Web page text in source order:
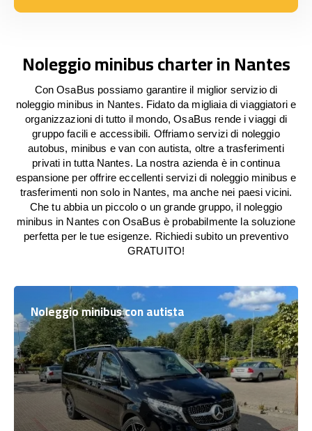
Noleggio minibus charter in Nantes
Con OsaBus possiamo garantire il miglior servizio di
noleggio minibus in Nantes. Fidato da migliaia di viaggiatori e
organizzazioni di tutto il mondo, OsaBus rende i viaggi di
gruppo facili e accessibili. Offriamo servizi di noleggio
autobus, minibus e van con autista, oltre a trasferimenti
privati in tutta Nantes. La nostra azienda è in continua
espansione per offrire eccellenti servizi di noleggio minibus e
trasferimenti non solo in Nantes, ma anche nei paesi vicini.
Che tu abbia un piccolo o un grande gruppo, il noleggio
minibus in Nantes con OsaBus è probabilmente la soluzione
perfetta per le tue esigenze. Richiedi subito un preventivo
GRATUITO!
Noleggio minibus con autista